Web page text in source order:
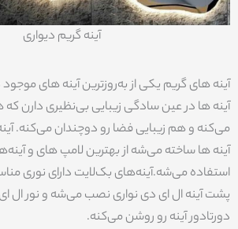
آینه گریم دیواری
آینه های گریم یکی از به‌روزترین آینه های
آینه ها در عین سادگی زیبایی بی‌نظیری دارن که
می‌کنه و هم زیبایی فضا رو دوچندان می‌کنه.
آینه ها ساخته می‌شه از بهترین لامپ های و
استفاده می‌شه.آینه‌های بک‌لایت دارای نوری
پشت آینه ال ای دی نواری نصب می‌شه و نور ال ای
دورتادور آینه رو روشن می‌کنه.